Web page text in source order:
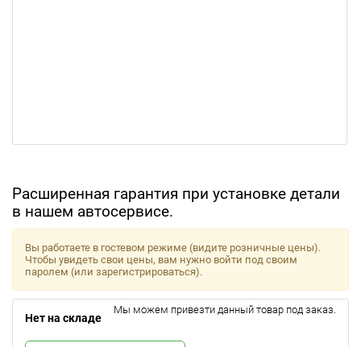
Расширенная гарантия при установке детали
в нашем автосервисе.
Вы работаете в гостевом режиме (видите розничные цены).
Чтобы увидеть свои цены, вам нужно войти под своим
паролем (или зарегистрироваться).
Нет на складе
Мы можем привезти данный товар под заказ.